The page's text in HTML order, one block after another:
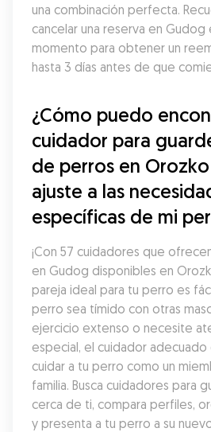
una combinación perfecta.
cancelar una reserva en Gudog
momento para obtener un
hasta 3 días antes de que
¿Cómo puedo
cuidador para
de perros en
ajuste a las
específicas de mi
¡Con 57 cuidadores que
en Gudog disponibles en
pareja ideal para tu perro es
perro sea tímido con otras
ejercicio extenso o necesite
especial, el cuidador adecuado
cuidar a tu perro como un
familia. Busca cuidadores para
cerca de ti, compara perfiles,
y presenta a tu perro a su